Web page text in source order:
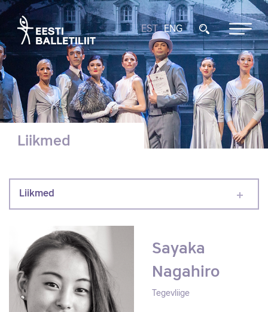
EST ENG
Liikmed
Liikmed
Sayaka
Nagahiro
Tegevliige